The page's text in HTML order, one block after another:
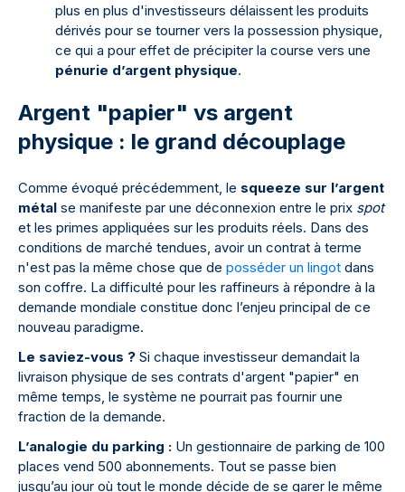
plus en plus d'investisseurs délaissent les produits
dérivés pour se tourner vers la possession physique,
ce qui a pour effet de précipiter la course vers une
pénurie d’argent physique.
Argent "papier" vs argent
physique : le grand découplage
Comme évoqué précédemment, le squeeze sur l’argent
métal se manifeste par une déconnexion entre le prix spot
et les primes appliquées sur les produits réels. Dans des
conditions de marché tendues, avoir un contrat à terme
n'est pas la même chose que de posséder un lingot dans
son coffre. La difficulté pour les raffineurs à répondre à la
demande mondiale constitue donc l’enjeu principal de ce
nouveau paradigme.
Le saviez-vous ? Si chaque investisseur demandait la
livraison physique de ses contrats d'argent "papier" en
même temps, le système ne pourrait pas fournir une
fraction de la demande.
L’analogie du parking : Un gestionnaire de parking de 100
places vend 500 abonnements. Tout se passe bien
jusqu’au jour où tout le monde décide de se garer le même